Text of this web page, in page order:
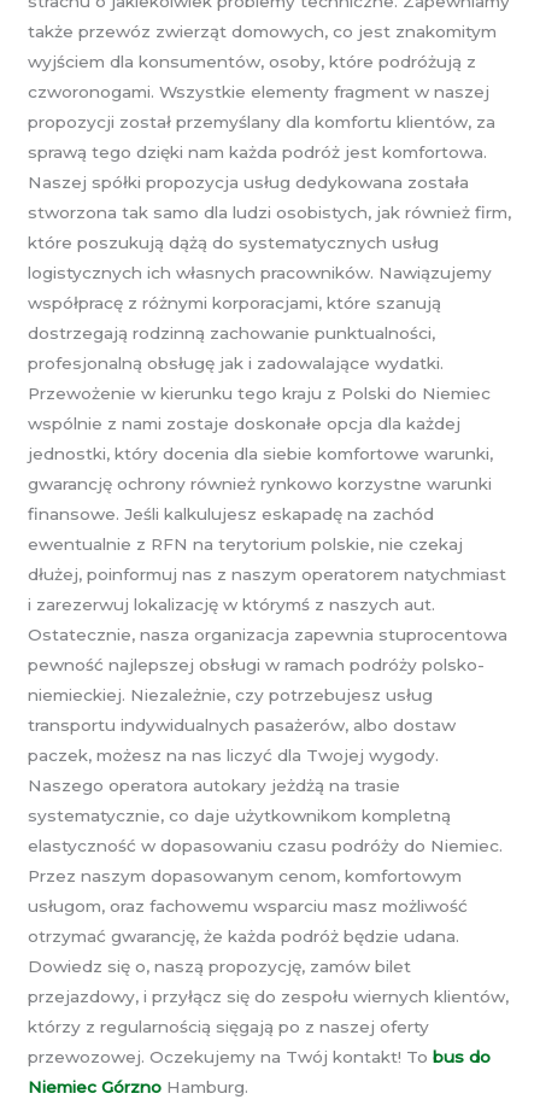
także przewóz zwierząt domowych, co jest znakomitym
wyjściem dla konsumentów, osoby, które podróżują z
czworonogami. Wszystkie elementy fragment w naszej
propozycji został przemyślany dla komfortu klientów, za
sprawą tego dzięki nam każda podróż jest komfortowa.
Naszej spółki propozycja usług dedykowana została
stworzona tak samo dla ludzi osobistych, jak również firm,
które poszukują dążą do systematycznych usług
logistycznych ich własnych pracowników. Nawiązujemy
współpracę z różnymi korporacjami, które szanują
dostrzegają rodzinną zachowanie punktualności,
profesjonalną obsługę jak i zadowalające wydatki.
Przewożenie w kierunku tego kraju z Polski do Niemiec
wspólnie z nami zostaje doskonałe opcja dla każdej
jednostki, który docenia dla siebie komfortowe warunki,
gwarancję ochrony również rynkowo korzystne warunki
finansowe. Jeśli kalkulujesz eskapadę na zachód
ewentualnie z RFN na terytorium polskie, nie czekaj
dłużej, poinformuj nas z naszym operatorem natychmiast
i zarezerwuj lokalizację w którymś z naszych aut.
Ostatecznie, nasza organizacja zapewnia stuprocentowa
pewność najlepszej obsługi w ramach podróży polsko-
niemieckiej. Niezależnie, czy potrzebujesz usług
transportu indywidualnych pasażerów, albo dostaw
paczek, możesz na nas liczyć dla Twojej wygody.
Naszego operatora autokary jeżdżą na trasie
systematycznie, co daje użytkownikom kompletną
elastyczność w dopasowaniu czasu podróży do Niemiec.
Przez naszym dopasowanym cenom, komfortowym
usługom, oraz fachowemu wsparciu masz możliwość
otrzymać gwarancję, że każda podróż będzie udana.
Dowiedz się o, naszą propozycję, zamów bilet
przejazdowy, i przyłącz się do zespołu wiernych klientów,
którzy z regularnością sięgają po z naszej oferty
przewozowej. Oczekujemy na Twój kontakt! To bus do
Niemiec Górzno Hamburg.